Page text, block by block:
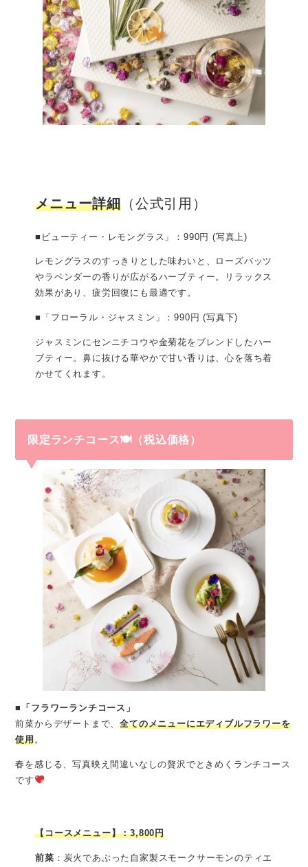
メニュー詳細 （公式引用）
■ビューティー・レモングラス」：990円 (写真上)
レモングラスのすっきりとした味わいと、ローズバッツ
やラベンダーの香りが広がるハーブティー。リラックス
効果があり、疲労回復にも最適です。
■「フローラル・ジャスミン」：990円 (写真下)
ジャスミンにセンニチコウや金菊花をブレンドしたハー
ブティー。鼻に抜ける華やかで甘い香りは、心を落ち着
かせてくれます。
限定ランチコース🍽（税込価格）
■「フラワーランチコース」
前菜からデザートまで、全てのメニューにエディブルフラワーを
使用。
春を感じる、写真映え間違いなしの贅沢でときめくランチコース
です
【コースメニュー】：3,800円
前菜 ：炭火であぶった自家製スモークサーモンのティエ